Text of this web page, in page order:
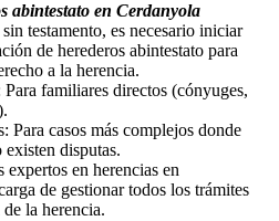
abintestato en Cerdanyola
testamento, es necesario iniciar
de herederos abintestato para
a la herencia.
familiares directos (cónyuges,
Para casos más complejos donde
existen disputas.
en herencias en
de gestionar todos los trámites
la herencia.